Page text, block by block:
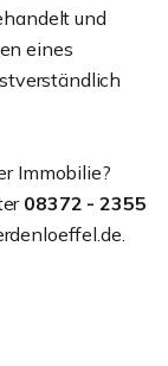
und
eines
Immobilie?
08372 - 2355